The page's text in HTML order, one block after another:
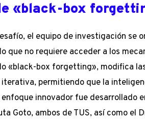
«black-box
el equipo de investigación se
que no requiere acceder a los
«black-box forgetting», modifica
iterativa, permitiendo que la
innovador fue desarrollado
Goto, ambos de TUS, así como el